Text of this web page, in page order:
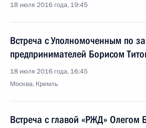
18 июля 2016 года, 19:45
Встреча с Уполномоченным по
предпринимателей Борисом
18 июля 2016 года, 16:45
Москва, Кремль
Встреча с главой «РЖД» Олегом